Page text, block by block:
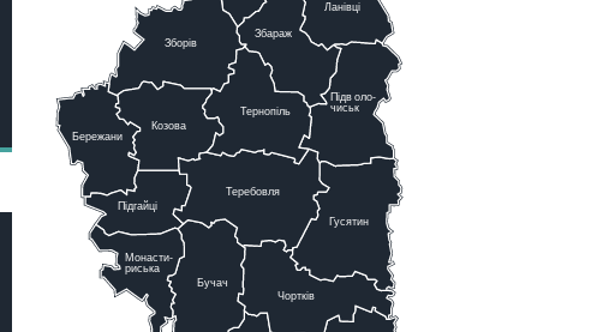
Тернопіль
Теребовля
Бучач
Чортків
Гусятин
Підволо-
чиськ
Ланівці
Збараж
Козова
Бережани
Підгайці
Зборів
Монасти-
риська